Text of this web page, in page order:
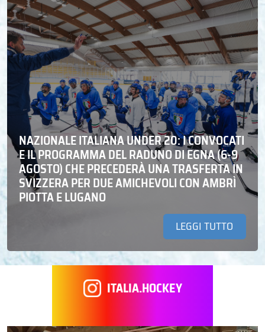
NAZIONALE ITALIANA UNDER 20: I CONVOCATI
E IL PROGRAMMA DEL RADUNO DI EGNA (6-9
AGOSTO) CHE PRECEDERÀ UNA TRASFERTA IN
SVIZZERA PER DUE AMICHEVOLI CON AMBRÌ
PIOTTA E LUGANO
LEGGI TUTTO
ITALIA.HOCKEY